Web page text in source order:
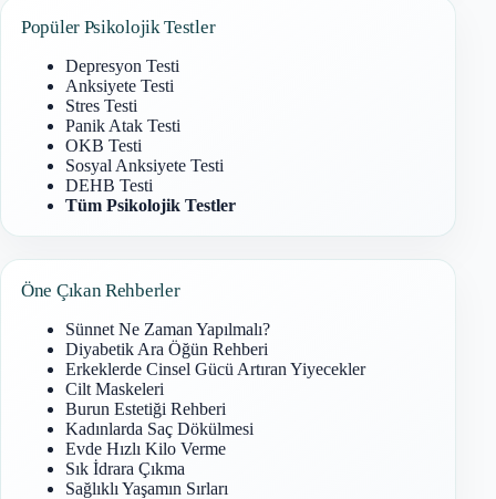
Popüler Psikolojik Testler
Depresyon Testi
Anksiyete Testi
Stres Testi
Panik Atak Testi
OKB Testi
Sosyal Anksiyete Testi
DEHB Testi
Tüm Psikolojik Testler
Öne Çıkan Rehberler
Sünnet Ne Zaman Yapılmalı?
Diyabetik Ara Öğün Rehberi
Erkeklerde Cinsel Gücü Artıran Yiyecekler
Cilt Maskeleri
Burun Estetiği Rehberi
Kadınlarda Saç Dökülmesi
Evde Hızlı Kilo Verme
Sık İdrara Çıkma
Sağlıklı Yaşamın Sırları